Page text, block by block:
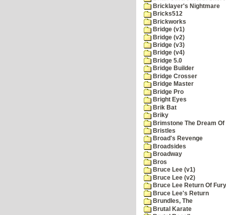
Bricklayer's Nightmare
Bricks512
Brickworks
Bridge (v1)
Bridge (v2)
Bridge (v3)
Bridge (v4)
Bridge 5.0
Bridge Builder
Bridge Crosser
Bridge Master
Bridge Pro
Bright Eyes
Brik Bat
Briky
Brimstone The Dream Of
Bristles
Broad's Revenge
Broadsides
Broadway
Bros
Bruce Lee (v1)
Bruce Lee (v2)
Bruce Lee Return Of Fury
Bruce Lee's Return
Brundles, The
Brutal Karate